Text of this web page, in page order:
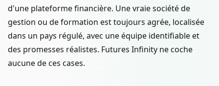
d'une plateforme financière. Une vraie société de
gestion ou de formation est toujours agrée, localisée
dans un pays régulé, avec une équipe identifiable et
des promesses réalistes. Futures Infinity ne coche
aucune de ces cases.